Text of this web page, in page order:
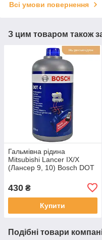
Всі умови повернення
З цим товаром також
Гальмівна рідина
Mitsubishi Lancer IX/X
(Лансер 9, 10) Bosch DOT
430 ₴
Купити
Подібні товари